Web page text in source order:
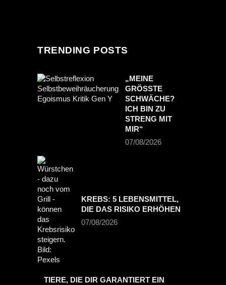
TRENDING POSTS
„MEINE
GRÖSSTE S
CHWÄCHE? I
CH BIN ZU S
TRENG MIT M
IR“
07/08/2026
KREBS: 5 LEBENSMITTEL,
DIE DAS RISIKO ERHÖHEN
07/08/2026
TIERE, DIE DIR GARANTIERT EIN